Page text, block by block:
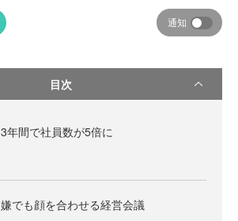
通知
目次
3年間で社員数が5倍に
嫌でも顔を合わせる経営会議